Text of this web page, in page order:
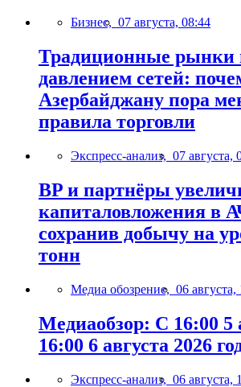
Бизнес, 07 августа, 08:44
Традиционные рынки
давлением сетей:
Азербайджану пора
правила торговли
Экспресс-анализ, 07 августа,
BP и партнёры
капиталовложения в
сохранив добычу на
тонн
Медиа обозрение, 06 августа,
Медиаобзор: С 16:00 5
16:00 6 августа 2026
Экспресс-анализ, 06 августа,